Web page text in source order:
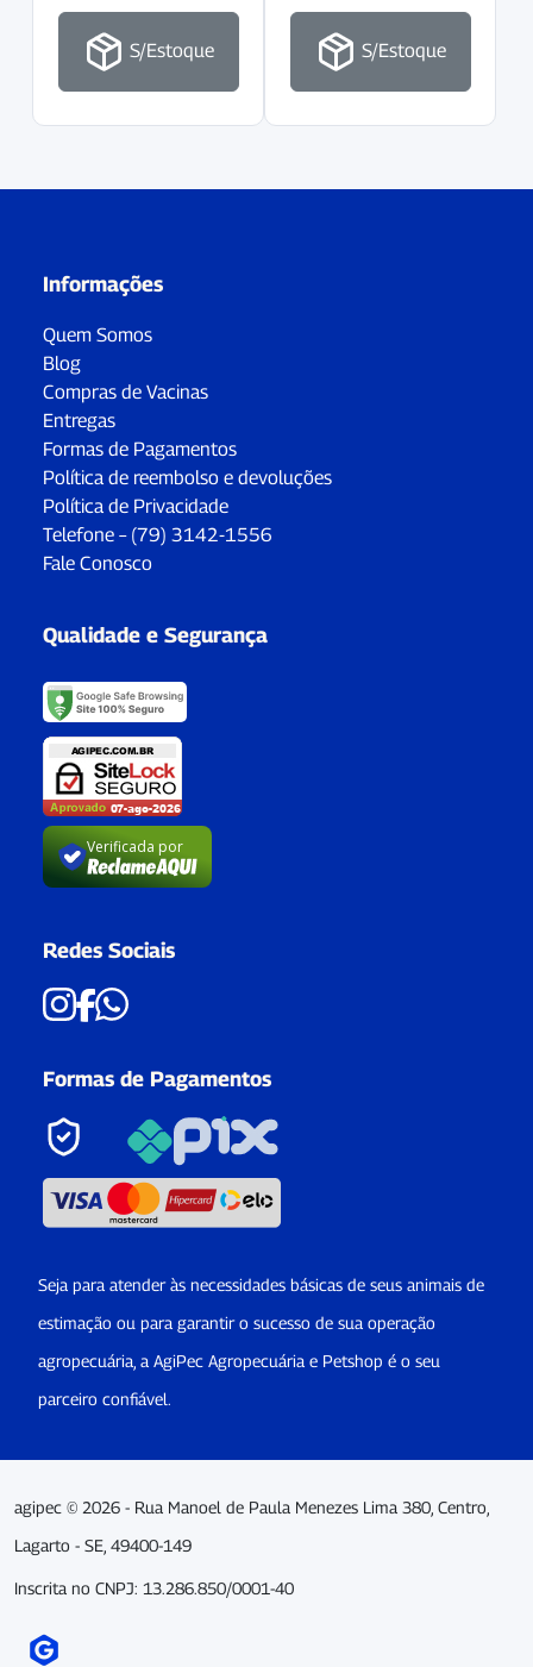
S/Estoque S/Estoque
Informações
Quem Somos
Blog
Compras de Vacinas
Entregas
Formas de Pagamentos
Política de reembolso e devoluções
Política de Privacidade
Telefone – (79) 3142-1556
Fale Conosco
Qualidade e Segurança
Verificada por
Redes Sociais
Formas de Pagamentos
Seja para atender às necessidades básicas de seus animais de
estimação ou para garantir o sucesso de sua operação
agropecuária, a AgiPec Agropecuária e Petshop é o seu
parceiro confiável.
agipec © 2026 - Rua Manoel de Paula Menezes Lima 380, Centro,
Lagarto - SE, 49400-149
Inscrita no CNPJ: 13.286.850/0001-40